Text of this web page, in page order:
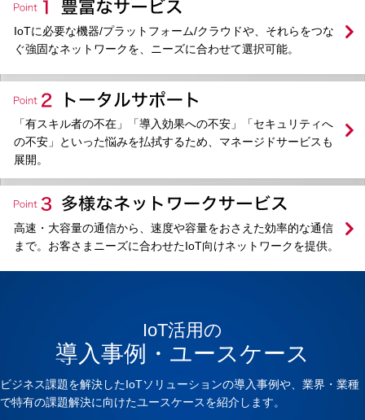
「現場の課題にフィットするソリューションが
見つからない」
そんなお悩みこそ、私たちにご相談ください。
IoTに必要な機器/プラットフォーム/クラウドや、それらをつな
ぐ強固なネットワークを、ニーズに合わせて選択可能。
「有スキル者の不在」「導入効果への不安」「セキュリティへ
の不安」といった悩みを払拭するため、マネージドサービスも
展開。
高速・大容量の通信から、速度や容量をおさえた効率的な通信
まで。お客さまニーズに合わせたIoT向けネットワークを提供。
IoT活用の
導入事例・ユースケース
ビジネス課題を解決したIoTソリューションの導入事例や、業界・業種
で特有の課題解決に向けたユースケースを紹介します。